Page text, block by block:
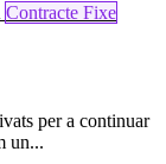
Contracte Fixe
per a continuar
un...